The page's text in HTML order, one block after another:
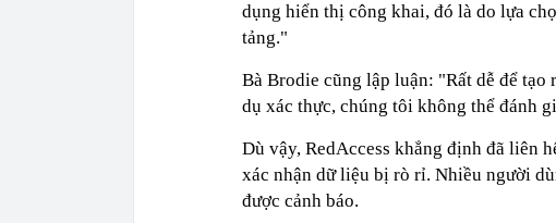
dụng hiển thị công khai, đó là do lựa
tảng."
Bà Brodie cũng lập luận: "Rất dễ để
dụ xác thực, chúng tôi không thể đánh
Dù vậy, RedAccess khẳng định đã liên
xác nhận dữ liệu bị rò rỉ. Nhiều người
được cảnh báo.